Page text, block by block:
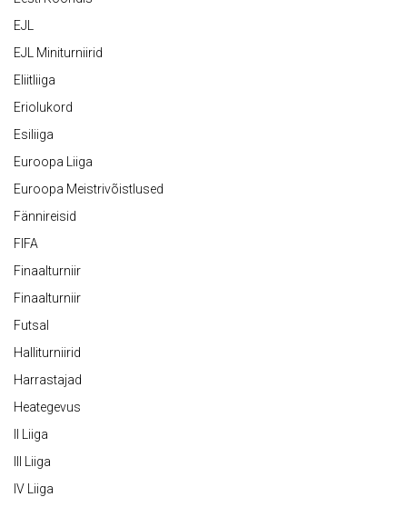
EJL
EJL Miniturniirid
Eliitliiga
Eriolukord
Esiliiga
Euroopa Liiga
Euroopa Meistrivõistlused
Fännireisid
FIFA
Finaalturniir
Finaalturniir
Futsal
Halliturniirid
Harrastajad
Heategevus
II Liiga
III Liiga
IV Liiga